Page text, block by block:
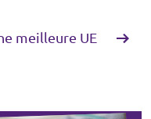
meilleure UE